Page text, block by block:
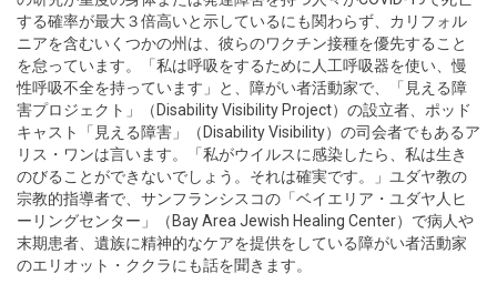
する確率が最大３倍高いと示しているにも関わらず、カリフォル
ニアを含むいくつかの州は、彼らのワクチン接種を優先すること
を怠っています。「私は呼吸をするために人工呼吸器を使い、慢
性呼吸不全を持っています」と、障がい者活動家で、「見える障
害プロジェクト」（Disability Visibility Project）の設立者、ポッド
キャスト「見える障害」（Disability Visibility）の司会者でもあるア
リス・ワンは言います。「私がウイルスに感染したら、私は生き
のびることができないでしょう。それは確実です。」ユダヤ教の
宗教的指導者で、サンフランシスコの「ベイエリア・ユダヤ人ヒ
ーリングセンター」（Bay Area Jewish Healing Center）で病人や
末期患者、遺族に精神的なケアを提供をしている障がい者活動家
のエリオット・ククラにも話を聞きます。